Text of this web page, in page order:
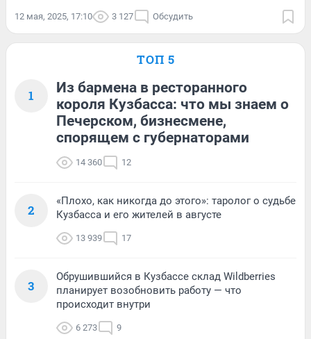
12 мая, 2025, 17:10 3 127 Обсудить
ТОП 5
1
Из бармена в ресторанного
короля Кузбасса: что мы знаем о
Печерском, бизнесмене,
спорящем с губернаторами
14 360 12
2
«Плохо, как никогда до этого»: таролог о судьбе
Кузбасса и его жителей в августе
13 939 17
3
Обрушившийся в Кузбассе склад Wildberries
планирует возобновить работу — что
происходит внутри
6 273 9